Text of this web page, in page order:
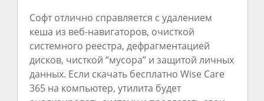
Софт отлично справляется с удалением
кеша из веб-навигаторов, очисткой
системного реестра, дефрагментацией
дисков, чисткой ‘’мусора’’ и защитой личных
данных. Если скачать бесплатно Wise Care
365 на компьютер, утилита будет